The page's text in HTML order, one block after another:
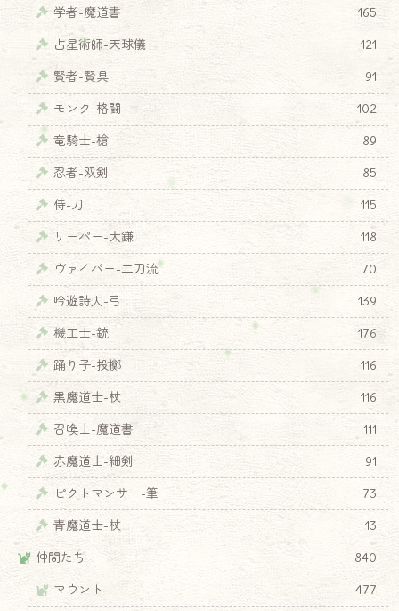
学者-魔道書
165
占星術師-天球儀
121
賢者-賢具
91
モンク-格闘
102
竜騎士-槍
89
忍者-双剣
85
侍-刀
115
リーパー-大鎌
118
ヴァイパー-二刀流
70
吟遊詩人-弓
139
機工士-銃
176
踊り子-投擲
116
黒魔道士-杖
116
召喚士-魔道書
111
赤魔道士-細剣
91
ピクトマンサー-筆
73
青魔道士-杖
13
仲間たち
840
マウント
477